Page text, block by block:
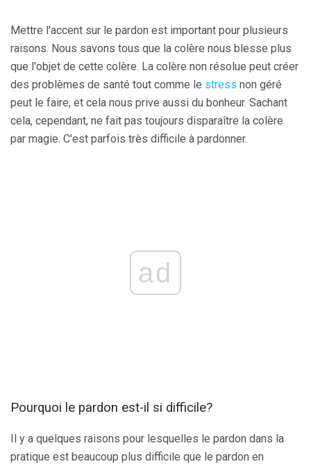
Mettre l'accent sur le pardon est important pour plusieurs
raisons. Nous savons tous que la colère nous blesse plus
que l'objet de cette colère. La colère non résolue peut créer
des problèmes de santé tout comme le stress non géré
peut le faire, et cela nous prive aussi du bonheur. Sachant
cela, cependant, ne fait pas toujours disparaître la colère
par magie. C'est parfois très difficile à pardonner.
ad
Pourquoi le pardon est-il si difficile?
Il y a quelques raisons pour lesquelles le pardon dans la
pratique est beaucoup plus difficile que le pardon en